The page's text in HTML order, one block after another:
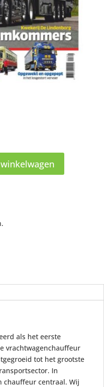
als het eerste
vrachtwagenchauffeur
tot het grootste
In
chauffeur centraal. Wij